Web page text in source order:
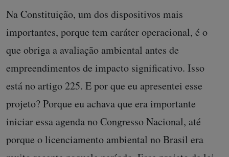
Na Constituição, um dos dispositivos mais
importantes, porque tem caráter operacional, é o
que obriga a avaliação ambiental antes de
empreendimentos de impacto significativo. Isso
está no artigo 225. E por que eu apresentei esse
projeto? Porque eu achava que era importante
iniciar essa agenda no Congresso Nacional, até
porque o licenciamento ambiental no Brasil era